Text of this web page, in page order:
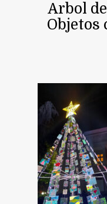
Arbol
Objetos